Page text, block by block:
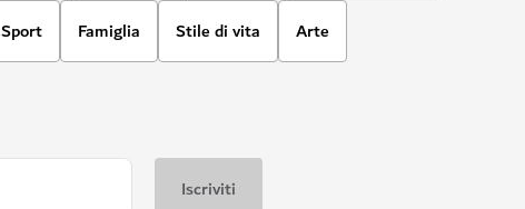
Sport Famiglia Stile di vita Arte